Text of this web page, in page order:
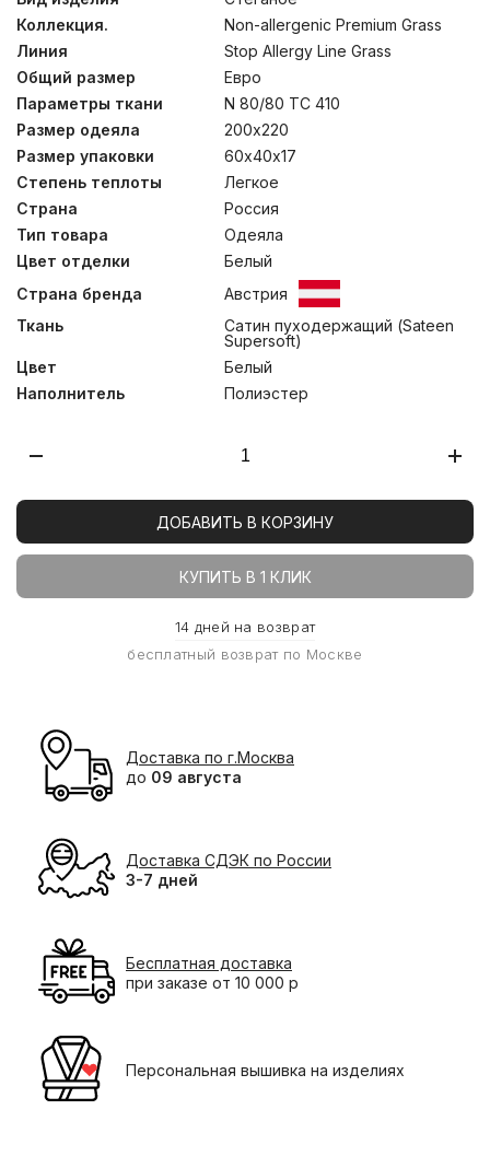
таким наполнителем – не заводится пылевой клещ, не
распространяются грибок и плесень. Изделия не
теряет основных свойств после длительной
эксплуатации, многократных чисток и стирок.
Благодаря особой пористой структуре, ткани, в
составе которых имеются волокна TENCEL®,
обладают уникальными свойствами быстро
поглощать и отдавать большое количество влаги:
даже при сильном потоотделении постель остается
сухой, сохраняя стабильный комфортный климат для
спящего человека. Рекомендовано к использованию
людям с повышенными требованиями к безопасности
изделий. Стирка при температуре до 40С°.
Коллекция.
Non-allergenic Premium Grass
Линия
Stop Allergy Line Grass
Общий размер
Евро
Параметры ткани
N 80/80 TC 410
Размер одеяла
200х220
Размер упаковки
60х40х17
Степень теплоты
Легкое
Страна
Россия
Тип товара
Одеяла
Цвет отделки
Белый
Страна бренда
Австрия
Ткань
Сатин пуходержащий (Sateen
Supersoft)
Цвет
Белый
Наполнитель
Полиэстер
ДОБАВИТЬ В КОРЗИНУ
КУПИТЬ В 1 КЛИК
14 дней на возврат
бесплатный возврат по Москве
Доставка по г.Москва
до 09 августа
Доставка СДЭК по России
3-7 дней
Бесплатная доставка
при заказе от 10 000 р
Персональная вышивка на изделиях